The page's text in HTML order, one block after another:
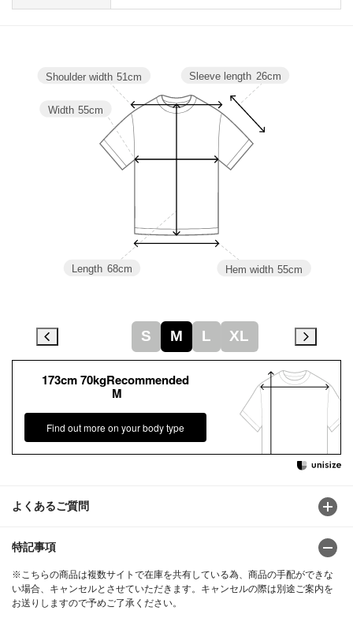
よくあるご質問
特記事項
※こちらの商品は複数サイトで在庫を共有している為、商品の手配ができな
い場合、キャンセルとさせていただきます。キャンセルの際は別途ご案内を
お送りしますので予めご了承ください。
173cm 70kgRecommended
M
Find out more on your body type
Hem width 55cm
Sleeve length 26cm
Length 68cm
Width 55cm
Shoulder width 51cm
S M L XL